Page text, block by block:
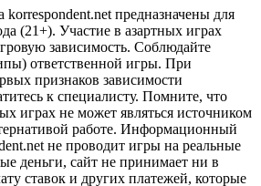
korrespondent.net предназначены для
(21+). Участие в азартных играх
зависимость. Соблюдайте
ответственной игры. При
признаков зависимости
к специалисту. Помните, что
играх не может являться источником
работе. Информационный
не проводит игры на реальные
деньги, сайт не принимает ни в
ставок и других платежей, которые